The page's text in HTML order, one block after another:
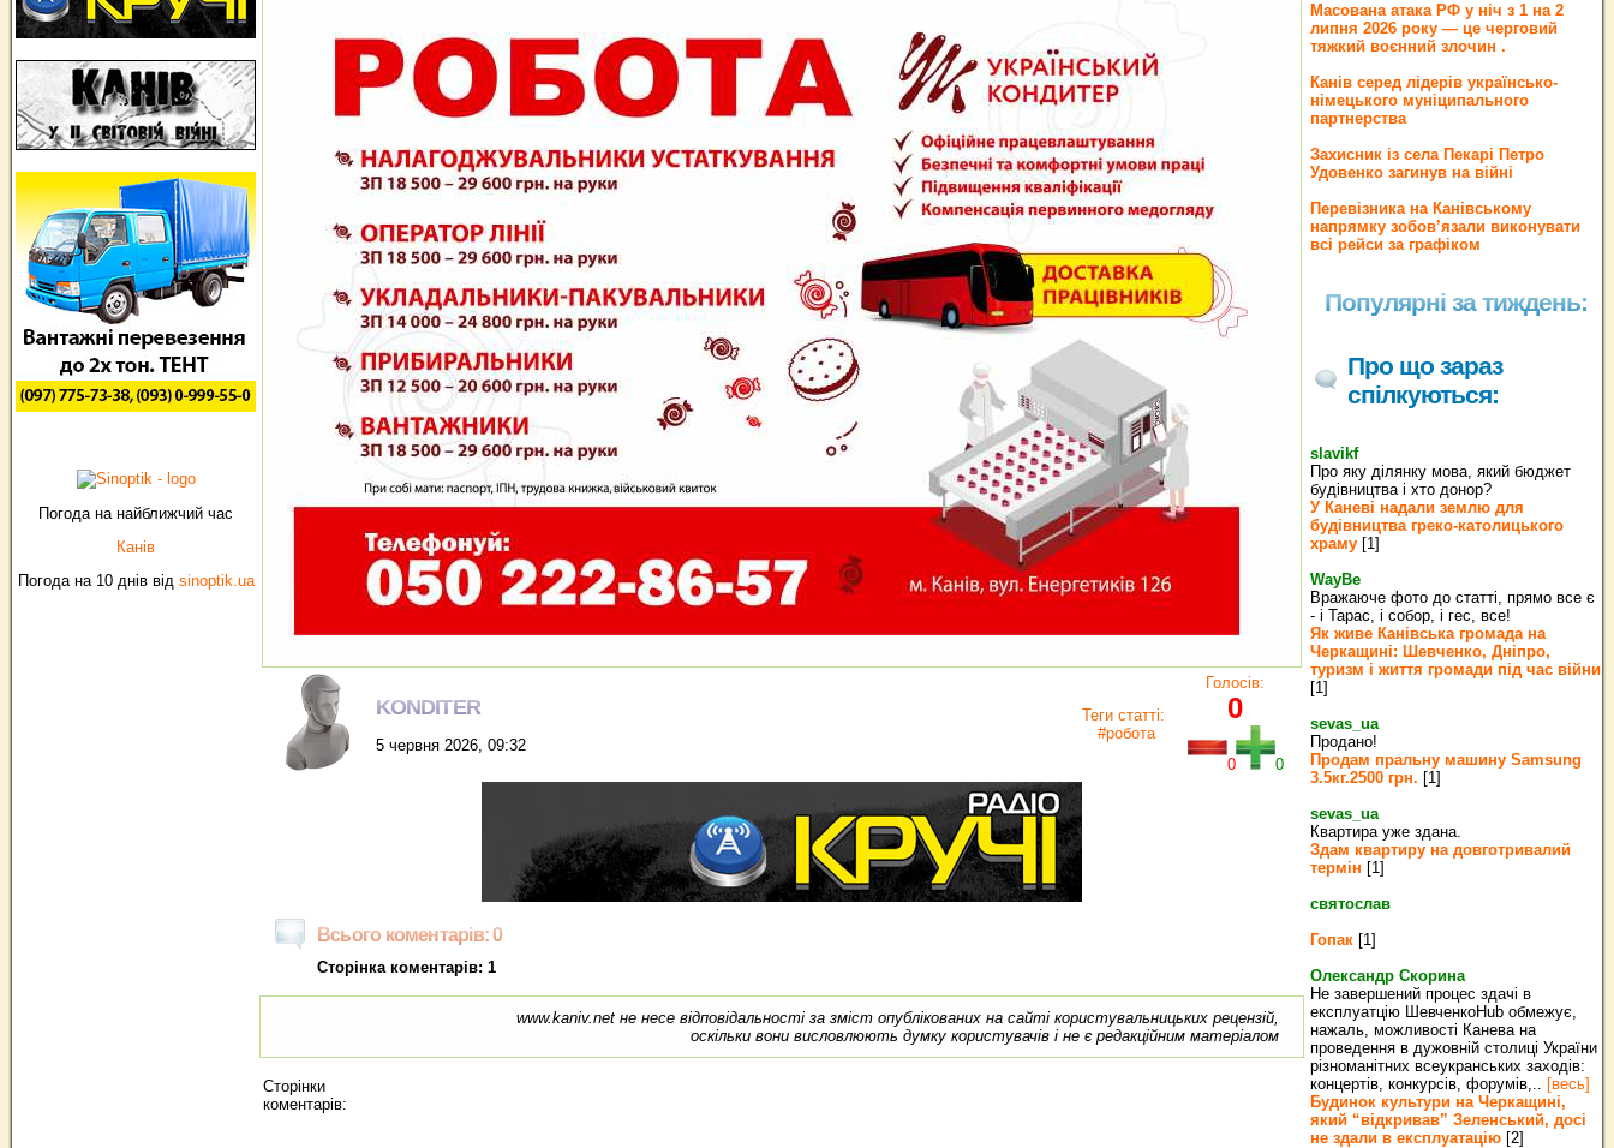
Погода на найближчий час
Канів
Погода на 10 днів від sinoptik.ua
KONDITER
5 червня 2026, 09:32
Теги статті:
#робота
Голосів:
0
0 0
Всього коментарів: 0
Сторінка коментарів: 1
www.kaniv.net не несе відповідальності за зміст опублікованих на сайті користувальницьких рецензій,
оскільки вони висловлюють думку користувачів і не є редакційним матеріалом
Сторінки
коментарів:
Масована атака РФ у ніч з 1 на 2
липня 2026 року — це черговий
тяжкий воєнний злочин .
Канів серед лідерів українсько-
німецького муніципального
партнерства
Захисник із села Пекарі Петро
Удовенко загинув на війні
Перевізника на Канівському
напрямку зобов’язали виконувати
всі рейси за графіком
Популярні за тиждень:
Про що зараз
спілкуються:
slavikf
Про яку ділянку мова, який бюджет
будівництва і хто донор?
У Каневі надали землю для
будівництва греко‐католицького
храму [1]
WayBe
Вражаюче фото до статті, прямо все є
- і Тарас, і собор, і гес, все!
Як живе Канівська громада на
Черкащині: Шевченко, Дніпро,
туризм і життя громади під час війни
[1]
sevas_ua
Продано!
Продам пральну машину Samsung
3.5кг.2500 грн. [1]
sevas_ua
Квартира уже здана.
Здам квартиру на довготривалий
термін [1]
святослав
Гопак [1]
Олександр Скорина
Не завершений процес здачі в
експлуатцію ШевченкоHub обмежує,
нажаль, можливості Канева на
проведення в дужовній столиці України
різноманітних всеукранських заходів:
концертів, конкурсів, форумів,.. [весь]
Будинок культури на Черкащині,
який “відкривав” Зеленський, досі
не здали в експлуатацію [2]